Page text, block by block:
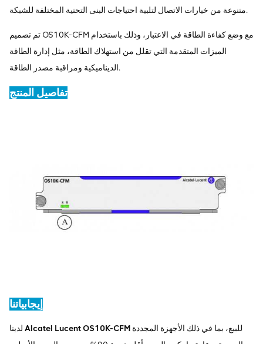
متنوعة من خيارات الاتصال لتلبية احتياجات البنى التحتية المختلفة للشبكة.
تم تصميم OS10K-CFM مع وضع كفاءة الطاقة في الاعتبار، وذلك باستخدام
الميزات المتقدمة التي تقلل من استهلاك الطاقة، مثل إدارة الطاقة
الديناميكية ومراقبة مصدر الطاقة.
تفاصيل المنتج
إيجابياتنا
Alcatel Lucent OS10K-CFM